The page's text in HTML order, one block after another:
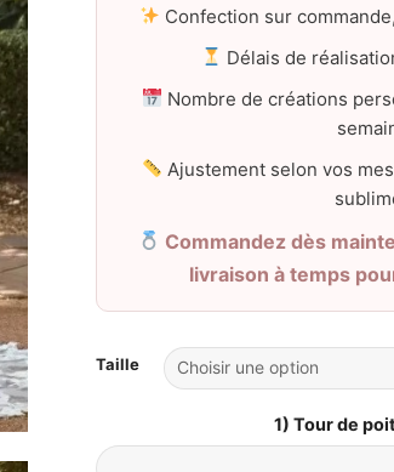
Confection sur
Délais de
Nombre de créations
Ajustement selon vos
Commandez dès
livraison à temps
Taille
1) Tour de